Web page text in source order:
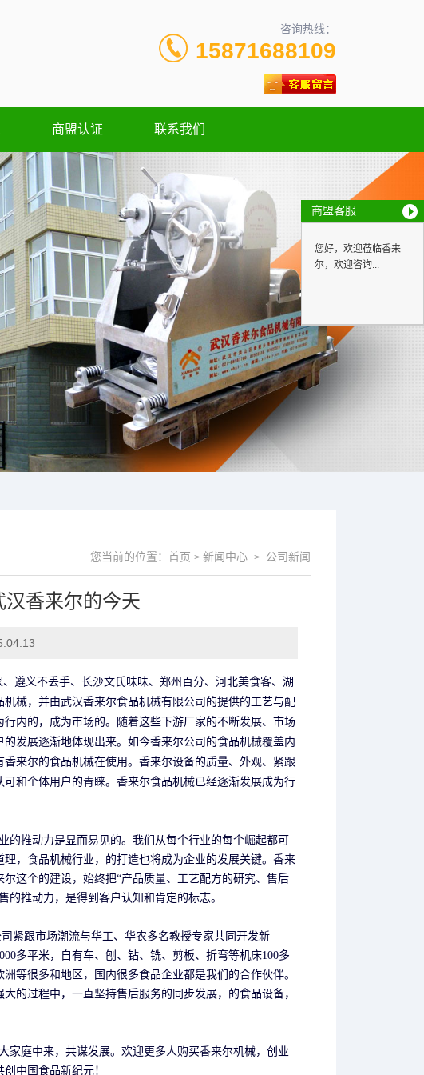
咨询热线：
15871688109
商盟认证 联系我们
您当前的位置： 首页 > 新闻中心 > 公司新闻
香来尔的今天
遵义不丢手、长沙文氏味味、郑州百分、河北美食客、湖
械，并由武汉香来尔食品机械有限公司的提供的工艺与配
内的，成为市场的。随着这些下游厂家的不断发展、市场
发展逐渐地体现出来。如今香来尔公司的食品机械覆盖内
来尔的食品机械在使用。香来尔设备的质量、外观、紧跟
和个体用户的青睐。香来尔食品机械已经逐渐发展成为行
推动力是显而易见的。我们从每个行业的每个崛起都可
，食品机械行业，的打造也将成为企业的发展关键。香来
这个的建设，始终把“产品质量、工艺配方的研究、售后
的推动力，是得到客户认知和肯定的标志。
跟市场潮流与华工、华农多名教授专家共同开发新
多平米，自有车、刨、钻、铣、剪板、折弯等机床100多
等很多和地区，国内很多食品企业都是我们的合作伙伴。
的过程中，一直坚持售后服务的同步发展，的食品设备，
庭中来，共谋发展。欢迎更多人购买香来尔机械，创业
中国食品新纪元！
商盟客服
您好，欢迎莅临香来
尔，欢迎咨询...